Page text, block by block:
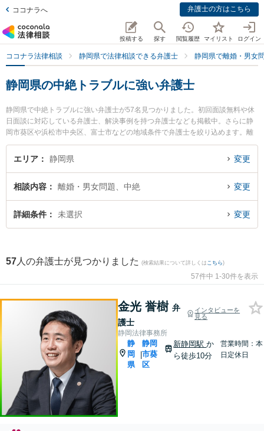
ココナラへ 弁護士の方はこちら
投稿する 探す 閲覧履歴 マイリスト ログイン
ココナラ法律相談 静岡県で法律相談できる弁護士 静岡県で離婚・男女
静岡県の中絶トラブルに強い弁護士
静岡県で中絶トラブルに強い弁護士が57名見つかりました。初回面談無料や休
日面談に対応している弁護士、解決事例を持つ弁護士なども掲載中。さらに静
岡市葵区や浜松市中央区、富士市などの地域条件で弁護士を絞り込めます。離
婚・男女問題に関係する財産分与や養育費、親権等の細かな分野での絞り込み
検索もでき便利です。特に静岡法律事務所の金光 誉樹弁護士や弁護士法人あお
『静岡県で土日や夜間に発生した中絶トラブルのトラブルを今すぐに弁護士に
相談したい』『中絶トラブルのトラブル解決の実績豊富な近くの弁護士を検索
したい』『初回相談無料で中絶トラブルを法律相談できる静岡県内の弁護士に
エリア 静岡県 変更
相談内容 離婚・男女問題、中絶 変更
詳細条件 未選択 変更
57 人の弁護士が見つかりました (検索結果について詳しくは こちら)
57件中 1-30件を表示
金光 誉樹 弁
護士
インタビューを
見る
静岡法律事務所
静
岡
県
|
静岡
市葵
区
新静岡駅か
ら徒歩10分
営業時間：本
日定休日